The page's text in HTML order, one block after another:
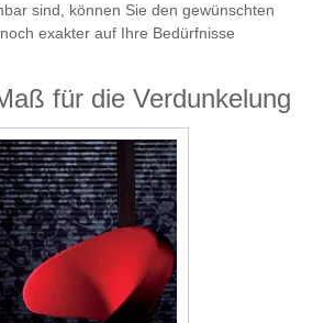
sind, können Sie den gewünschten
exakter auf Ihre Bedürfnisse
für die Verdunkelung